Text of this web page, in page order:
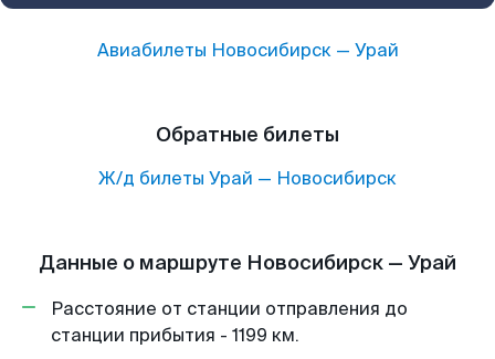
Авиабилеты Новосибирск— Урай
Обратные билеты
Ж/д билеты Урай — Новосибирск
Данные о маршруте Новосибирск — Урай
Расстояние от станции отправления до
станции прибытия - 1199 км.